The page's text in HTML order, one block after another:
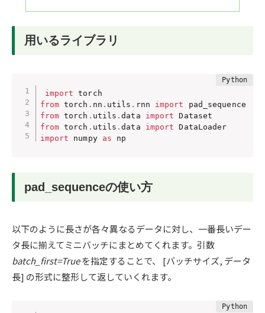
用いるライブラリ
import
from torch . nn . utils . rnn import
from torch . utils .data import
from torch . utils .data import
import numpy as np
pad_sequenceの使い方
以下のように長さが各々異なるデータに対し、一番長いデー
タ長に揃えてミニバッチにまとめてくれます。引数
batch_first=Trueを指定することで、 [バッチサイズ, データ
長] の形式に整形して返していくれます。